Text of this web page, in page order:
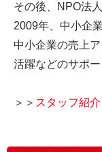
その後、NPO法
2009年、中小企
中小企業の売上
活躍などのサポ
＞＞ スタッフ紹介